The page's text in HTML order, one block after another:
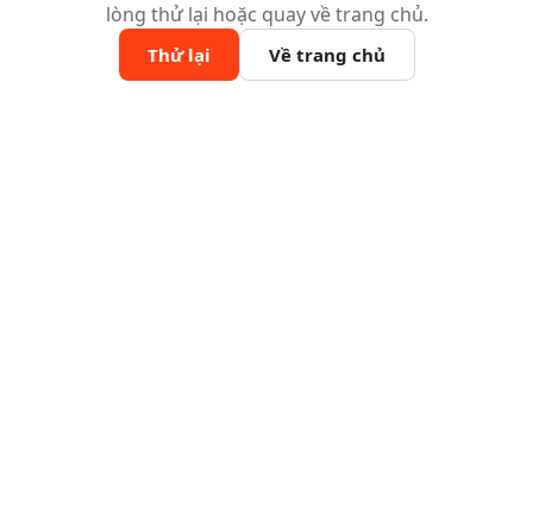
lòng thử lại hoặc quay về trang chủ.
Thử lại Về trang chủ